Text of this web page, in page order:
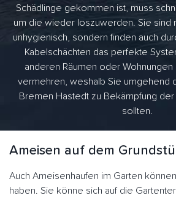
Schädlinge gekommen ist, muss
um die wieder loszuwerden. Sie sind
unhygienisch, sondern finden auch
Kabelschächten das perfekte
anderen Räumen oder Wohnungen
vermehren, weshalb Sie umgehend
Bremen Hastedt zu Bekämpfung
sollten.
Ameisen auf dem
Auch Ameisenhaufen im Garten
haben. Sie könne sich auf die